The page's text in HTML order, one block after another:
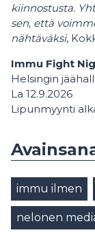
kiinnostusta.
sen, että
nähtäväksi,
Immu Fight
Helsingin jäähalli
La 12.9.2026
Lipunmyynti
immu ilmen
nelonen